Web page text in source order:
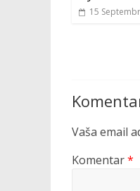
15
Vaša email
Komentar*